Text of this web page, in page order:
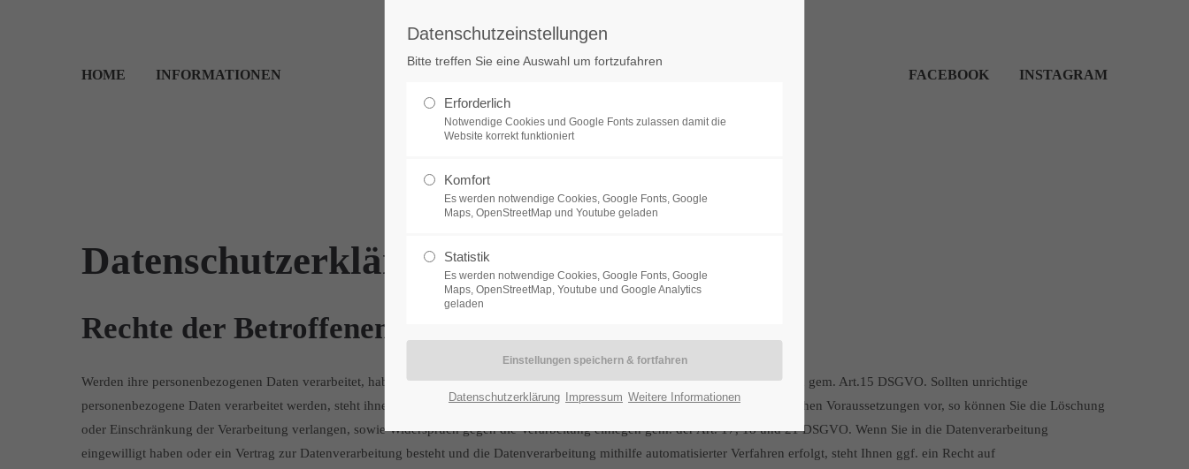
HOME INFORMATIONEN FACEBOOK INSTAGRAM
Datenschutzerklärung
Rechte der Betroffenen:
Werden ihre personenbezogenen Daten verarbeitet, haben Sie ein Recht auf Auskunft über die zu Ihrer Person gespeicherten Daten gem. Art.15 DSGVO. Sollten unrichtige
personenbezogene Daten verarbeitet werden, steht ihnen ein Recht auf Berichtigung gem. Art. 16 DSGVO zu. Liegen die gesetzlichen Voraussetzungen vor, so können Sie die Löschung
oder Einschränkung der Verarbeitung verlangen, sowie Widerspruch gegen die Verarbeitung einlegen gem. der Art. 17, 18 und 21 DSGVO. Wenn Sie in die Datenverarbeitung
eingewilligt haben oder ein Vertrag zur Datenverarbeitung besteht und die Datenverarbeitung mithilfe automatisierter Verfahren erfolgt, steht Ihnen ggf. ein Recht auf
Datenschutzeinstellungen
Bitte treffen Sie eine Auswahl um fortzufahren
Erforderlich
Notwendige Cookies und Google Fonts zulassen damit die
Website korrekt funktioniert
Komfort
Es werden notwendige Cookies, Google Fonts, Google
Maps, OpenStreetMap und Youtube geladen
Statistik
Es werden notwendige Cookies, Google Fonts, Google
Maps, OpenStreetMap, Youtube und Google Analytics
geladen
Datenschutzerklärung Impressum Weitere Informationen